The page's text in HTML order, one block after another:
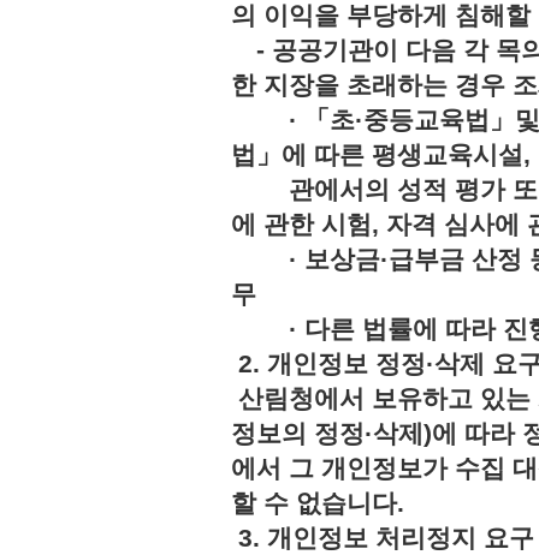
의 이익을 부당하게 침
- 공공기관이 다음 각 목
한 지장을 초래하는 경우
· 「초·중등교육법」및
법」에 따른 평생교육시설
관에서의 성적 평가 또
에 관한 시험, 자격 심사에
· 보상금·급부금 산정
무
· 다른 법률에 따라 진
2. 개인정보 정정·삭제 요
산림청에서 보유하고 있
정보의 정정·삭제)에 따라
에서 그 개인정보가 수집
할 수 없습니다.
3. 개인정보 처리정지 요구